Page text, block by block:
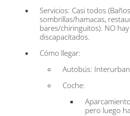
Servicios: Casi todos
sombrillas/hamacas,
bares/chiringuitos). NO
discapacitados.
Cómo llegar:
Autobús:
Coche:
pero luego